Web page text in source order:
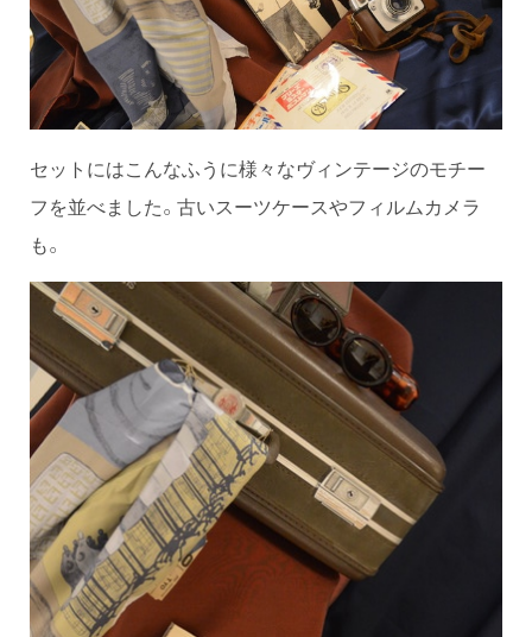
セットにはこんなふうに様々なヴィンテージのモチー
フを並べました。古いスーツケースやフィルムカメラ
も。